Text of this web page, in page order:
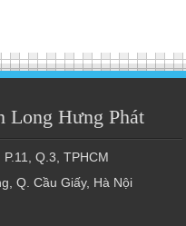
Long Hưng Phát
Q.3, TPHCM
Q. Cầu Giấy, Hà Nội